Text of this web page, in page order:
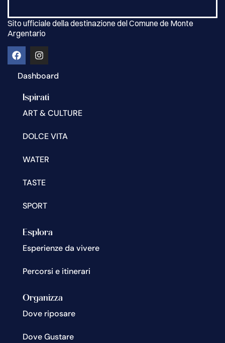
Sito ufficiale della destinazione del Comune de Monte
Argentario
Dashboard
Ispirati
ART & CULTURE
DOLCE VITA
WATER
TASTE
SPORT
Esplora
Esperienze da vivere
Percorsi e itinerari
Organizza
Dove riposare
Dove Gustare